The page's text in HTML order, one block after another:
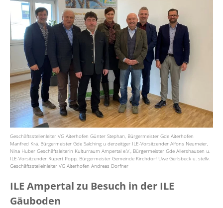
Geschäftsstellenleiter VG Aiterhofen Günter Stephan, Bürgermeister Gde Aiterhofen
Manfred Krä, Bürgermeister Gde Salching u derzeitiger ILE-Vorsitzender Alfons Neumeier,
Nina Huber Geschäftsleiterin Kulturraum Ampertal e.V., Bürgermeister Gde Allershausen u.
ILE-Vorsitzender Rupert Popp, Bürgermeister Gemeinde Kirchdorf Uwe Gerlsbeck u. stellv.
Geschäftsstelleinleiter VG Aiterhofen Andreas Dorfner
ILE Ampertal zu Besuch in der ILE
Gäuboden